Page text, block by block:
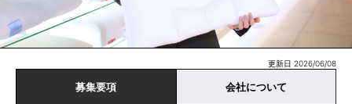
更新日 2026/06/08
募集要項 会社について